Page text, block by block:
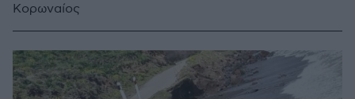
Κορωναίος